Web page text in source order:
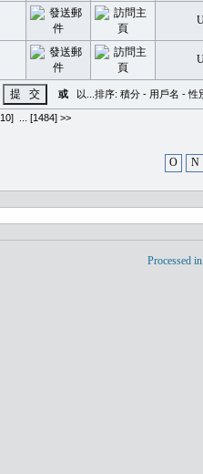
或 以...排序: 積分 - 用戶名 -性
[1484] >>
O N
Processed